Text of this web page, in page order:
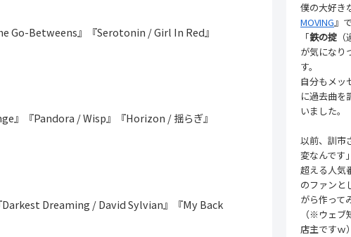
Go-Betweens』『Serotonin / Girl In Red』
』『Pandora / Wisp』『Horizon / 揺らぎ』
Dreaming / David Sylvian』『My Back
僕の大好き
MOVING』
「鉄の掟
が気になり
す。
自分もメッ
に過去曲を
いました。
以前、訓市
変なんです
超える人気
のファンと
がら作って
（※ウェブ
店主ですｗ）